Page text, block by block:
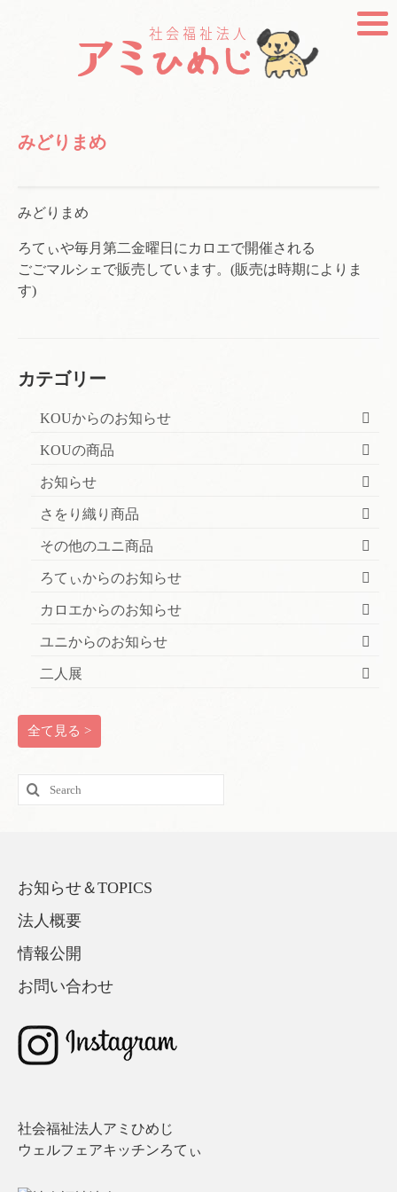
みどりまめ
みどりまめ
ろてぃや毎月第二金曜日にカロエで開催される
ごごマルシェで販売しています。(販売は時期によりま
す)
カテゴリー
KOUからのお知らせ
KOUの商品
お知らせ
さをり織り商品
その他のユニ商品
ろてぃからのお知らせ
カロエからのお知らせ
ユニからのお知らせ
二人展
全て見る >
Search
for:
お知らせ＆TOPICS
法人概要
情報公開
お問い合わせ
社会福祉法人アミひめじ
ウェルフェアキッチンろてぃ